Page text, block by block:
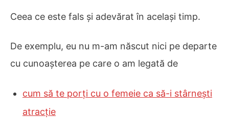
Ceea ce este fals și adevărat în același timp.
De exemplu, eu nu m-am născut nici pe departe
cu cunoașterea pe care o am legată de
cum să te porți cu o femeie ca să-i stârnești
atracție